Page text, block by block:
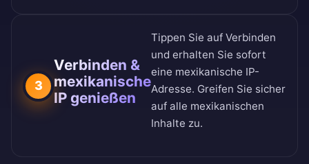
3
Verbinden &
mexikanische
IP genießen
Tippen Sie auf Verbinden
und erhalten Sie sofort
eine mexikanische IP-
Adresse. Greifen Sie sicher
auf alle mexikanischen
Inhalte zu.